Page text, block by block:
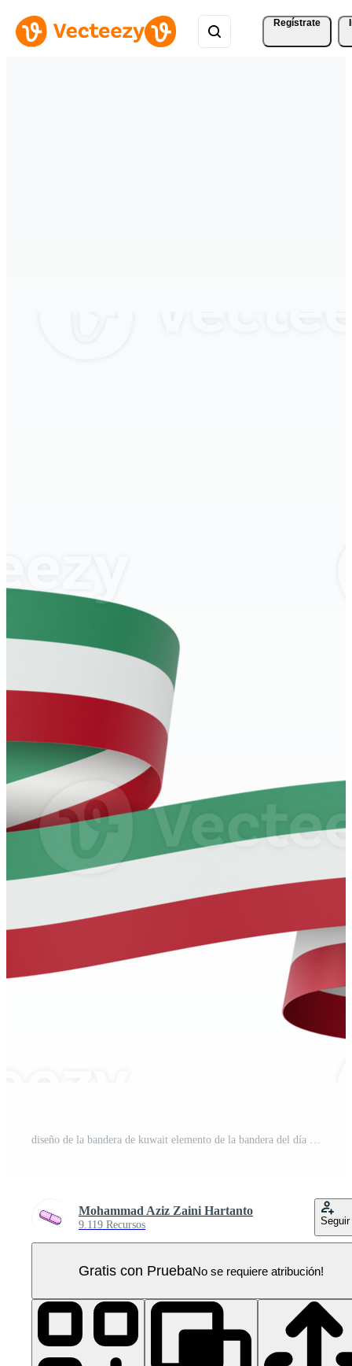
Regístrate
diseño de la bandera de kuwait elemento de la bandera del día de la independencia nacional fondo transparente png PNG Pro
Mohammad Aziz Zaini Hartanto
9.119 Recursos Seguir
Gratis con PruebaNo se requiere atribución!